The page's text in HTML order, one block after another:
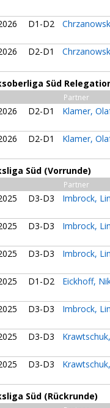
D1-D2
D2-D1
Süd
Partner
D2-D1 Klamer,
D2-D1 Klamer,
Süd (Vorrunde)
Partner
D3-D3 Imbrock,
D3-D3 Imbrock,
D3-D3 Imbrock,
D1-D2 Eickhoff,
D3-D3 Imbrock,
D3-D3
D3-D3
Süd (Rückrunde)